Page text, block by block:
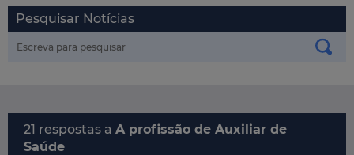
Pesquisar Notícias
21 respostas a A profissão de Auxiliar de
Saúde